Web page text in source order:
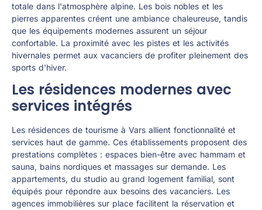
totale dans l'atmosphère alpine. Les bois nobles et les
pierres apparentes créent une ambiance chaleureuse, tandis
que les équipements modernes assurent un séjour
confortable. La proximité avec les pistes et les activités
hivernales permet aux vacanciers de profiter pleinement des
sports d'hiver.
Les résidences modernes avec
services intégrés
Les résidences de tourisme à Vars allient fonctionnalité et
services haut de gamme. Ces établissements proposent des
prestations complètes : espaces bien-être avec hammam et
sauna, bains nordiques et massages sur demande. Les
appartements, du studio au grand logement familial, sont
équipés pour répondre aux besoins des vacanciers. Les
agences immobilières sur place facilitent la réservation et